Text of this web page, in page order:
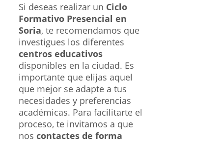
Si deseas realizar un Ciclo
Formativo Presencial en
Soria, te recomendamos que
investigues los diferentes
centros educativos
disponibles en la ciudad. Es
importante que elijas aquel
que mejor se adapte a tus
necesidades y preferencias
académicas. Para facilitarte el
proceso, te invitamos a que
nos contactes de forma